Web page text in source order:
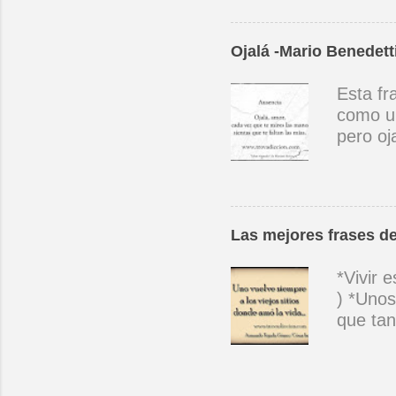
en las
que
Ojalá -Mario
Esta
como
pero
llegar
da
las
Las mejores frases
*Vivir
)
que
pa'